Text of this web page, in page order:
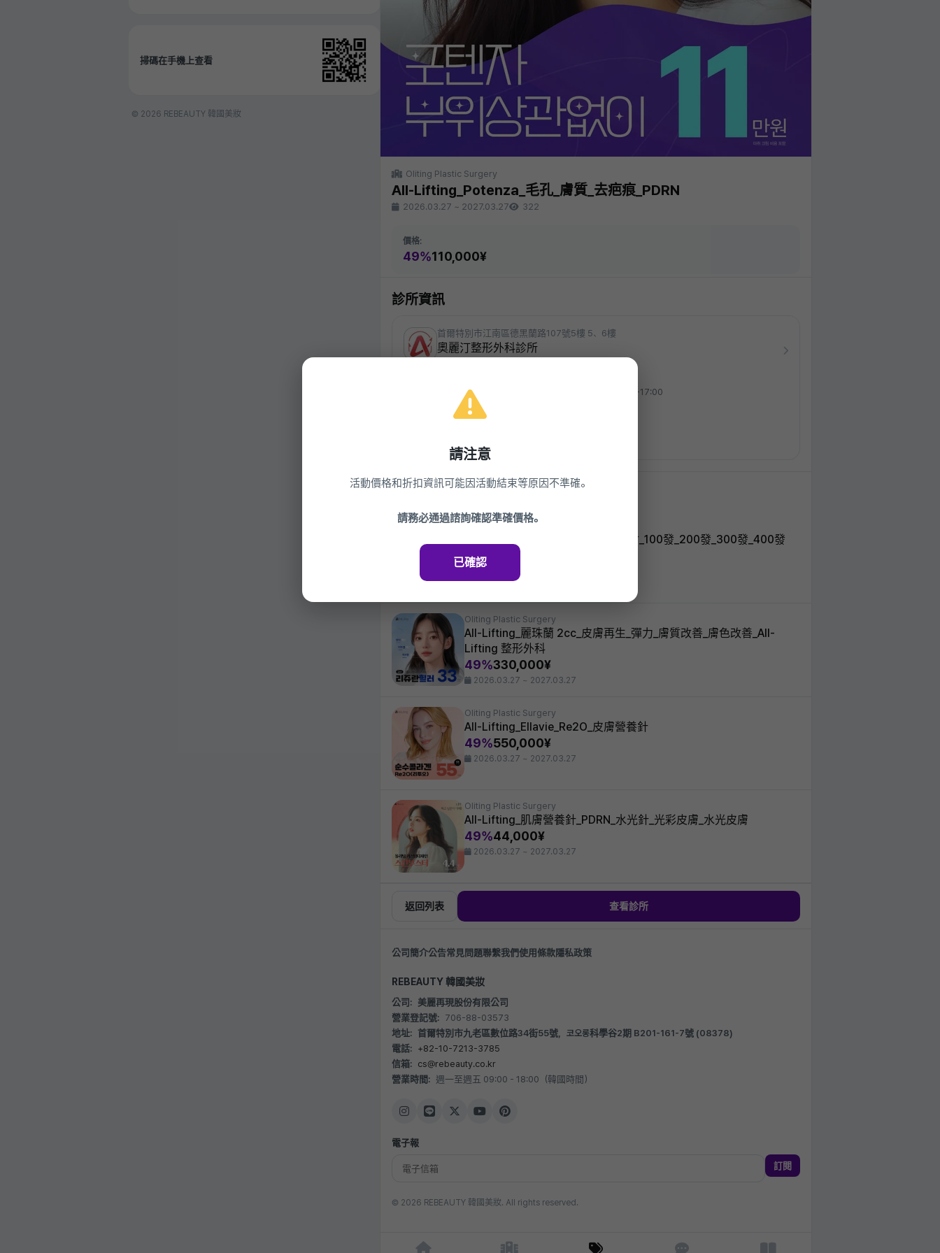
掃碼在手機上查看
© 2026 REBEAUTY 韓國美妝
Oliting Plastic Surgery
All-Lifting_Potenza_毛孔_膚質_去疤痕_PDRN
2026.03.27 ~ 2027.03.27 322
價格:
49%110,000¥
診所資訊
首爾特別市江南區德黑蘭路107號5樓 5、6樓
奧麗汀整形外科診所
週一~週四 10:00-19:00 / 週五 10:00-20:00 / 週六 10:00-17:00
江南眼鼻修復手術，拉提專門整形外科
Oliting Plastic Surgery
Olliting_Ultherapy Prime_拉提雷射_100發_200發_300發_400發
_500發_600發
49%
Oliting Plastic Surgery
All-Lifting_麗珠蘭 2cc_皮膚再生_彈力_膚質改善_膚色改善_All-
Lifting 整形外科
49%330,000¥
2026.03.27 ~ 2027.03.27
Oliting Plastic Surgery
All-Lifting_Ellavie_Re2O_皮膚營養針
49%550,000¥
2026.03.27 ~ 2027.03.27
Oliting Plastic Surgery
All-Lifting_肌膚營養針_PDRN_水光針_光彩皮膚_水光皮膚
49%44,000¥
2026.03.27 ~ 2027.03.27
返回列表 查看診所
公司簡介公告常見問題聯繫我們使用條款隱私政策
REBEAUTY 韓國美妝
公司: 美麗再現股份有限公司
營業登記號: 706-88-03573
地址: 首爾特別市九老區數位路34街55號，코오롱科學谷2期 B201-161-7號 (08378)
電話: +82-10-7213-3785
信箱: cs@rebeauty.co.kr
營業時間: 週一至週五 09:00 - 18:00（韓國時間）
電子報
訂閱
© 2026 REBEAUTY 韓國美妝. All rights reserved.
請注意
活動價格和折扣資訊可能因活動結束等原因不準確。
請務必通過諮詢確認準確價格。
已確認